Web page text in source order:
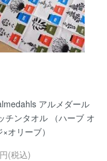
アルメダール
チンタオル （ハーブ オ
オリーブ）
(税込)